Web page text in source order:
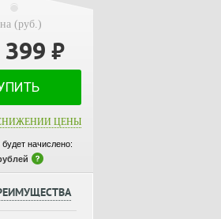
(руб.)
399 ₽
ЦЕНЫ
начислено: